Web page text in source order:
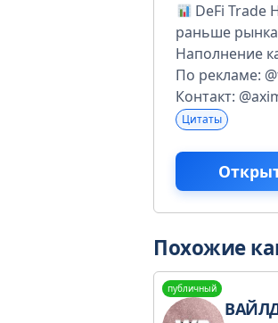
DeFi Trade
раньше
Наполнение
По рекламе:
Контакт:
Цитаты
Похожие
публичный